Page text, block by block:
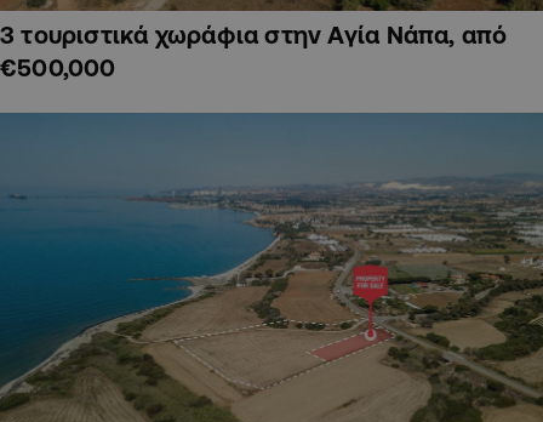
3 τουριστικά χωράφια στην Αγία Νάπα, από
€500,000